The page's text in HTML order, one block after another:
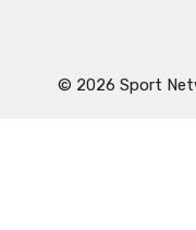
© 2026 Sport